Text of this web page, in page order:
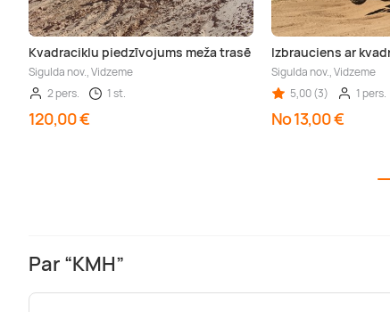
Kvadraciklu piedzīvojums meža trasē
Sigulda nov., Vidzeme
2 pers.
1 st.
120,00 €
Izbrauciens ar
Sigulda nov., Vidzeme
5,00 (3)
1 pers.
No 13,00 €
Par “KMH”